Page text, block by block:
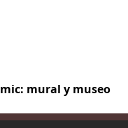
mural y museo